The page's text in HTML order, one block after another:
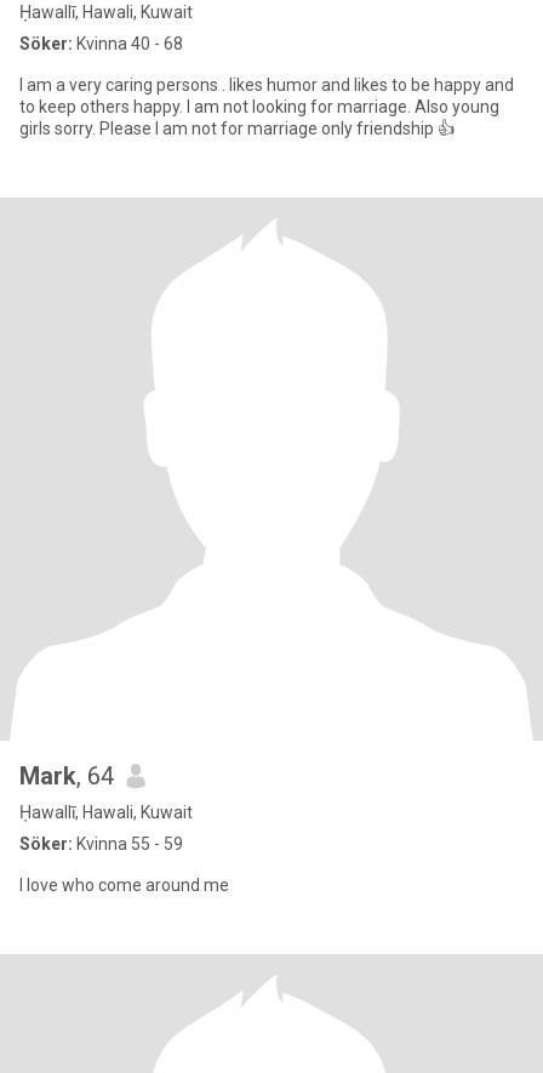
Ḥawallī, Hawali, Kuwait
Söker: Kvinna 40 - 68
I am a very caring persons . likes humor and likes to be happy and
to keep others happy. I am not looking for marriage. Also young
girls sorry. Please I am not for marriage only friendship 👍
Mark, 64
Ḥawallī, Hawali, Kuwait
Söker: Kvinna 55 - 59
I love who come around me